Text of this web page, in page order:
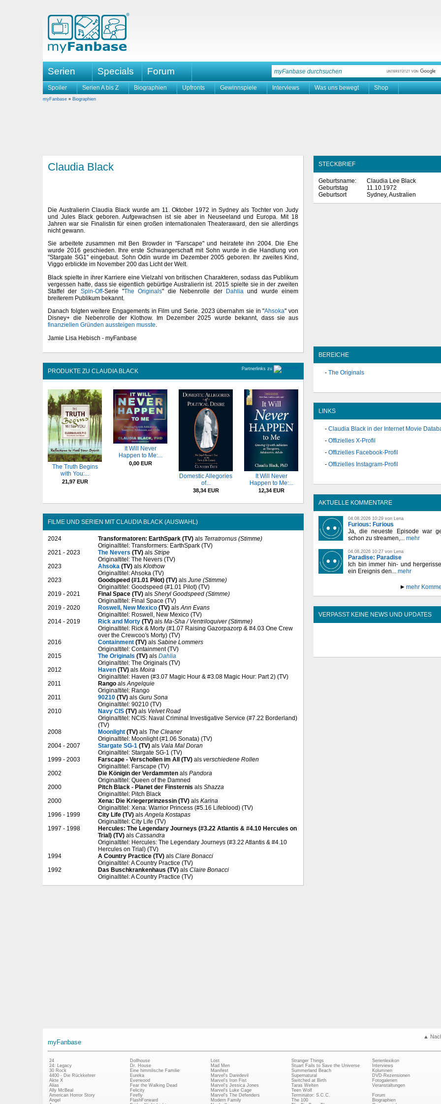
Serien Specials Forum
Spoiler Serien A bis Z Biographien Upfronts Gewinnspiele Interviews Was uns bewegt Shop
myFanbase » Biographien
Claudia Black
Die Australierin Claudia Black wurde am 11. Oktober 1972 in Sydney als Tochter von Judy
und Jules Black geboren. Aufgewachsen ist sie aber in Neuseeland und Europa. Mit 18
Jahren war sie Finalistin für einen großen internationalen Theateraward, den sie allerdings
nicht gewann.
Sie arbeitete zusammen mit Ben Browder in "Farscape" und heiratete ihn 2004. Die Ehe
wurde 2016 geschieden. Ihre erste Schwangerschaft mit Sohn wurde in die Handlung von
"Stargate SG1" eingebaut. Sohn Odin wurde im Dezember 2005 geboren. Ihr zweites Kind,
Viggo erblickte im November 200 das Licht der Welt.
Black spielte in ihrer Karriere eine Vielzahl von britischen Charakteren, sodass das Publikum
vergessen hatte, dass sie eigentlich gebürtige Australierin ist. 2015 spielte sie in der zweiten
Staffel der Spin-Off-Serie "The Originals" die Nebenrolle der Dahliaund wurde einem
breiterem Publikum bekannt.
Danach folgten weitere Engagements in Film und Serie. 2023 übernahm sie in "Ahsoka" von
Disney+ die Nebenrolle der Klothow. Im Dezember 2025 wurde bekannt, dass sie aus
finanziellen Gründen aussteigen musste.
Jamie Lisa Hebisch - myFanbase
Partnerlinks zu
PRODUKTE ZU CLAUDIA BLACK
The Truth Begins
with You:...
21,97 EUR
It Will Never
Happen to Me:...
0,00 EUR
Domestic Allegories
of...
38,34 EUR
It Will Never
Happen to Me:...
12,34 EUR
FILME UND SERIEN MIT CLAUDIA BLACK (AUSWAHL)
2024 Transformatoren: EarthSpark (TV) als Terratrornus (Stimme)
Originaltitel: Transformers: EarthSpark (TV)
2021 - 2023
The Nevers (TV) als Stripe
Originaltitel: The Nevers (TV)
2023
Ahsoka (TV) als Klothow
Originaltitel: Ahsoka (TV)
2023
Goodspeed (#1.01 Pilot) (TV) als June (Stimme)
Originaltitel: Goodspeed (#1.01 Pilot) (TV)
2019 - 2021
Final Space (TV) als Sheryl Goodspeed (Stimme)
Originaltitel: Final Space (TV)
2019 - 2020
Roswell, New Mexico (TV) alsAnn Evans
Originaltitel: Roswell, New Mexico (TV)
2014 - 2019
Rick and Morty (TV) als Ma-Sha / Ventriloquiver (Stimme)
Originaltitel: Rick & Morty (#1.07 Raising Gazorpazorp & #4.03 One Crew
over the Crewcoo's Morty) (TV)
2016
Containment (TV) als Sabine Lommers
Originaltitel: Containment (TV)
2015
The Originals (TV) als Dahlia
Originaltitel: The Originals (TV)
2012
Haven (TV) als Moira
Originaltitel: Haven (#3.07 Magic Hour & #3.08 Magic Hour: Part 2) (TV)
2011
Rango alsAngelquie
Originaltitel: Rango
2011
90210 (TV) als Guru Sona
Originaltitel: 90210 (TV)
2010
Navy CIS (TV) als Velvet Road
Originaltitel: NCIS: Naval Criminal Investigative Service (#7.22 Borderland)
(TV)
2008
Moonlight (TV) als The Cleaner
Originaltitel: Moonlight (#1.06 Sonata) (TV)
2004 - 2007
Stargate SG-1 (TV) als Vala Mal Doran
Originaltitel: Stargate SG-1 (TV)
1999 - 2003
Farscape - Verschollen im All (TV) als verschiedene Rollen
Originaltitel: Farscape (TV)
2002
Die Königin der Verdammten als Pandora
Originaltitel: Queen of the Damned
2000
Pitch Black - Planet der Finsternis als Shazza
Originaltitel: Pitch Black
2000
Xena: Die Kriegerprinzessin (TV) als Karina
Originaltitel: Xena: Warrior Princess (#5.16 Lifeblood) (TV)
1996 - 1999
City Life (TV) alsAngela Kostapas
Originaltitel: City Life (TV)
1997 - 1998
Hercules: The Legendary Journeys (#3.22 Atlantis & #4.10 Hercules on
Trial) (TV) als Cassandra
Originaltitel: Hercules: The Legendary Journeys (#3.22 Atlantis & #4.10
Hercules on Trial) (TV)
1994
A Country Practice (TV) als Clare Bonacci
Originaltitel: A Country Practice (TV)
1992
Das Buschkrankenhaus (TV) als Claire Bonacci
Originaltitel: A Country Practice (TV)
STECKBRIEF
Geburtsname:
Claudia Lee Black
Geburtstag
11.10.1972
Geburtsort
Sydney, Australien
BEREICHE
The Originals
LINKS
Claudia Black in der Internet Movie
Offizielles X-Profil
Offizielles Facebook-Profil
Offizielles Instagram-Profil
AKTUELLE KOMMENTARE
04.08.2026 10:29 von Lena
Furious: Furious
Ja, die neueste Episode war
schon zu streamen,... mehr
04.08.2026 10:27 von Lena
Paradise: Paradise
Ich bin immer hin- und
ein Ereignis den... mehr
mehr
VERPASST KEINE NEWS UND UPDATES
▲
myFanbase
24
24: Legacy
30 Rock
4400 - Die Rückkehrer
Akte X
Alias
Ally McBeal
American Horror Story
Angel
Dollhouse
Dr. House
Eine himmlische Familie
Eureka
Everwood
Fear the Walking Dead
Felicity
Firefly
FlashForward
Lost
Mad Men
Manifest
Marvel's Daredevil
Marvel's Iron Fist
Marvel's Jessica Jones
Marvel's Luke Cage
Marvel's The Defenders
Modern Family
Stranger Things
Stuart Fails to Save the Universe
Summerland Beach
Supernatural
Switched at Birth
Taras Welten
Teen Wolf
Terminator: S.C.C.
The 100
Serienlexikon
Interviews
Kolumnen
DVD-Rezensionen
Fotogalerien
Veranstaltungen
Forum
Biographien